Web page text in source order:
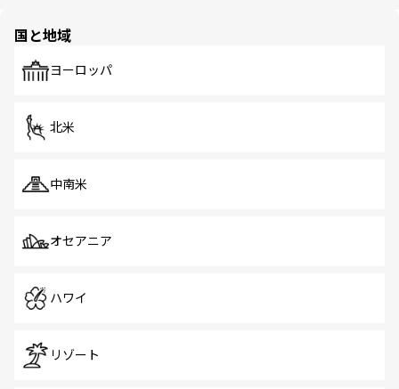
で、ホーカーズは地元の風情を楽しめる外せないスポット
国と地域
ヨーロッパ
北米
中南米
オセアニア
ハワイ
リゾート